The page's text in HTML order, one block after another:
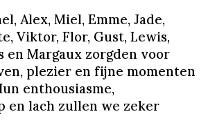
Alex, Miel, Emme, Jade,
Viktor, Flor, Gust, Lewis,
en Margaux zorgden voor
plezier en fijne momenten
enthousiasme,
en lach zullen we zeker